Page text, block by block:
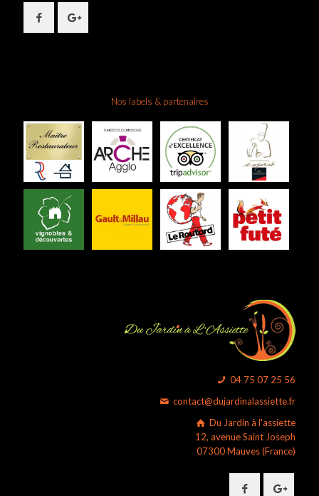
Nos labels & partenaires
04 75 07 25 56
contact@dujardinalassiette.fr
Du Jardin à l'assiette
12, avenue Saint Joseph
07300 Mauves (France)